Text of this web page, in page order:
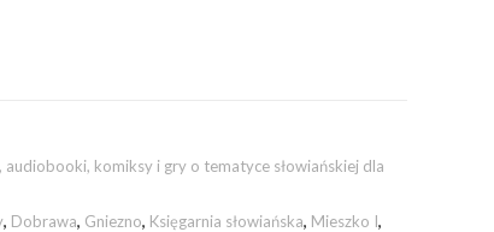
audiobooki, komiksy i gry o tematyce słowiańskiej dla
, Dobrawa, Gniezno, Księgarnia słowiańska, Mieszko I,